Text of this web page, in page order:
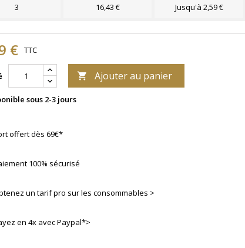
3 16,43 € Jusqu'à 2,59 €
€ TTC
 Ajouter au panier
sous 2-3 jours
offert dès 69€*
100% sécurisé
un tarif pro sur les consommables >
en 4x avec Paypal*>